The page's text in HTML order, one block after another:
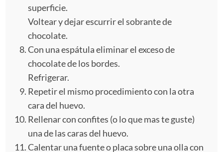
superficie.
Voltear y dejar escurrir el sobrante de
chocolate.
Con una espátula eliminar el exceso de
chocolate de los bordes.
Refrigerar.
Repetir el mismo procedimiento con la otra
cara del huevo.
Rellenar con confites (o lo que mas te guste)
una de las caras del huevo.
Calentar una fuente o placa sobre una olla con